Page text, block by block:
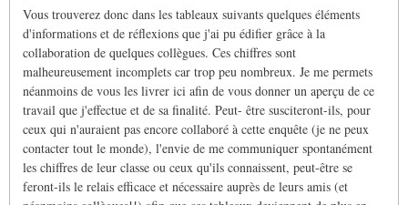
Vous trouverez donc dans les tableaux suivants quelques éléments
d'informations et de réflexions que j'ai pu édifier grâce à la
collaboration de quelques collègues. Ces chiffres sont
malheureusement incomplets car trop peu nombreux. Je me permets
néanmoins de vous les livrer ici afin de vous donner un aperçu de ce
travail que j'effectue et de sa finalité. Peut- être susciteront-ils, pour
ceux qui n'auraient pas encore collaboré à cette enquête (je ne peux
contacter tout le monde), l'envie de me communiquer spontanément
les chiffres de leur classe ou ceux qu'ils connaissent, peut-être se
feront-ils le relais efficace et nécessaire auprès de leurs amis (et